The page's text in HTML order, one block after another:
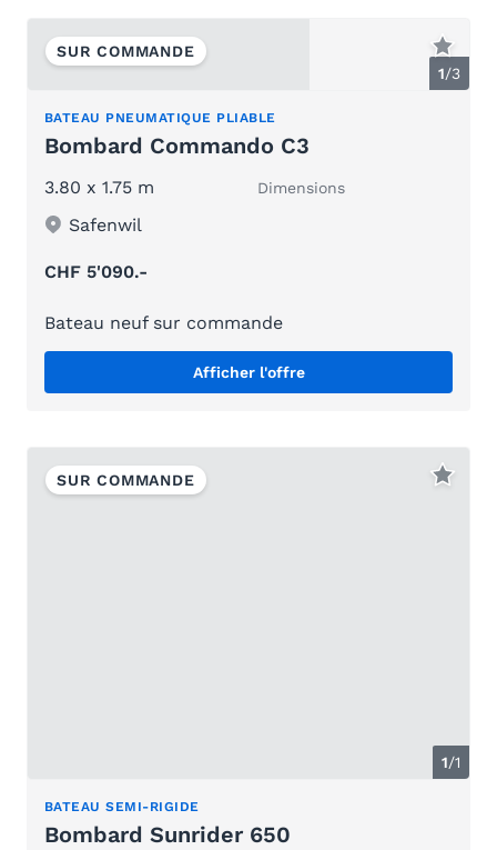
1/3
SUR COMMANDE
BATEAU PNEUMATIQUE PLIABLE
Bombard Commando C3
3.80 x 1.75 m Dimensions
Safenwil
CHF 5'090.-
Bateau neuf sur commande
Afficher l'offre
1/1
SUR COMMANDE
BATEAU SEMI-RIGIDE
Bombard Sunrider 650